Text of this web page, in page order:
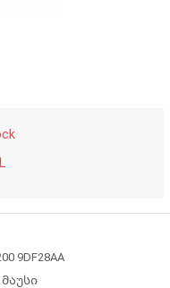
9DF28AA